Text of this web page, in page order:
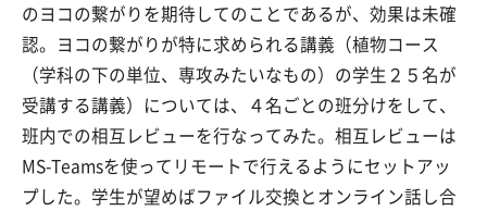
のヨコの繋がりを期待してのことであるが、効果は未確
認。ヨコの繋がりが特に求められる講義（植物コース
（学科の下の単位、専攻みたいなもの）の学生２５名が
受講する講義）については、４名ごとの班分けをして、
班内での相互レビューを行なってみた。相互レビューは
MS-Teamsを使ってリモートで行えるようにセットアッ
プした。学生が望めばファイル交換とオンライン話し合